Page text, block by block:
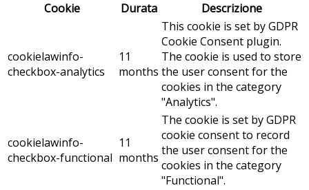
Cookie
Durata Descrizione
cookielawinfo-
checkbox-analytics
11
months
This cookie is set by GDPR
Cookie Consent plugin.
The cookie is used to store
the user consent for the
cookies in the category
"Analytics".
cookielawinfo-
checkbox-functional
11
months
The cookie is set by GDPR
cookie consent to record
the user consent for the
cookies in the category
"Functional".